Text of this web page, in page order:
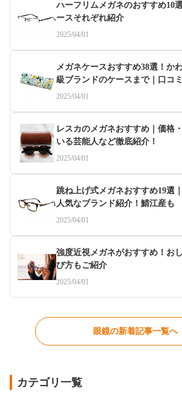
ハーフリムメガネのおすすめ10
ースそれぞれ紹介
2025/04/01
メガネケースおすすめ38選！か
級ブランドのケースまで｜口コ
2025/04/01
レスカのメガネおすすめ｜価格
いる芸能人など徹底紹介！
2025/04/01
跳ね上げ式メガネおすすめ19選
人気なブランド紹介！鯖江産も
2025/04/01
強度近視メガネがおすすめ！お
び方もご紹介
2025/04/01
眼鏡の新着記事一覧へ
カテゴリ一覧